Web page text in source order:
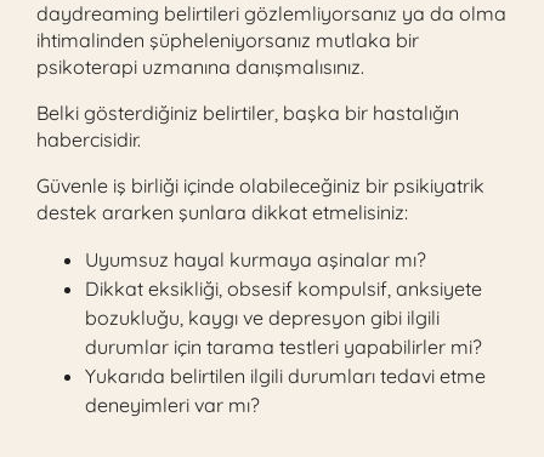
daydreaming belirtileri gözlemliyorsanız ya da olma
ihtimalinden şüpheleniyorsanız mutlaka bir
psikoterapi uzmanına danışmalısınız.
Belki gösterdiğiniz belirtiler, başka bir hastalığın
habercisidir.
Güvenle iş birliği içinde olabileceğiniz bir psikiyatrik
destek ararken şunlara dikkat etmelisiniz:
Uyumsuz hayal kurmaya aşinalar mı?
Dikkat eksikliği, obsesif kompulsif, anksiyete
bozukluğu, kaygı ve depresyon gibi ilgili
durumlar için tarama testleri yapabilirler mi?
Yukarıda belirtilen ilgili durumları tedavi etme
deneyimleri var mı?